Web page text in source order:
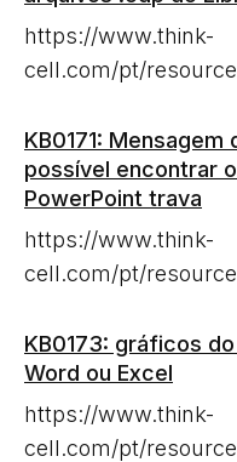
https://www.think-
cell.com/pt/
KB0171:
possível encontrar
PowerPoint trava
https://www.think-
cell.com/pt/
KB0173: gráficos
Word ou Excel
https://www.think-
cell.com/pt/